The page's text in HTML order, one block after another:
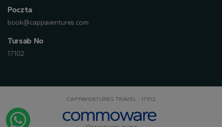
Poczta
book@cappaventures.com
Tursab No
17102
CAPPAVENTURES TRAVEL - 17102